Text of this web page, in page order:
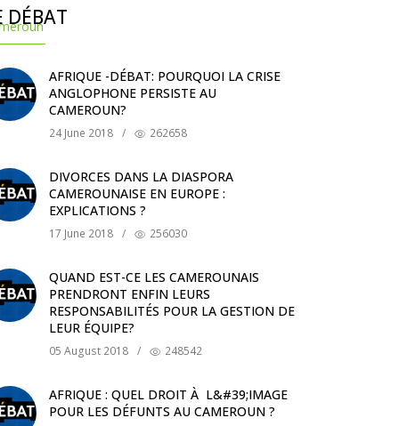
DÉBAT
AFRIQUE -DÉBAT: POURQUOI LA CRISE
ANGLOPHONE PERSISTE AU
CAMEROUN?
24 June 2018 / 262658
DIVORCES DANS LA DIASPORA
CAMEROUNAISE EN EUROPE :
EXPLICATIONS ?
17 June 2018 / 256030
QUAND EST-CE LES CAMEROUNAIS
PRENDRONT ENFIN LEURS
RESPONSABILITÉS POUR LA GESTION DE
LEUR ÉQUIPE?
05 August 2018 / 248542
AFRIQUE : QUEL DROIT À L&#39;IMAGE
POUR LES DÉFUNTS AU CAMEROUN ?